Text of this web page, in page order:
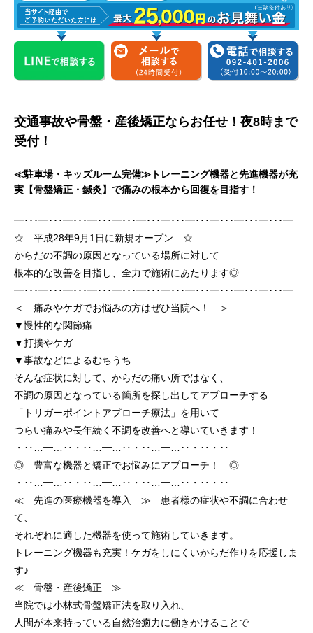
交通事故や骨盤・産後矯正ならお任せ！夜8時まで
受付！
≪駐車場・キッズルーム完備≫トレーニング機器と先進機器が充
実【骨盤矯正・鍼灸】で痛みの根本から回復を目指す！
━･･･━･･･━･･･━･･･━･･･━･･･━･･･━･･･━･･･━･･･━･･･━
☆ 平成28年9月1日に新規オープン ☆
からだの不調の原因となっている場所に対して
根本的な改善を目指し、全力で施術にあたります◎
━･･･━･･･━･･･━･･･━･･･━･･･━･･･━･･･━･･･━･･･━･･･━
＜ 痛みやケガでお悩みの方はぜひ当院へ！ ＞
▼慢性的な関節痛
▼打撲やケガ
▼事故などによるむちうち
そんな症状に対して、からだの痛い所ではなく、
不調の原因となっている箇所を探し出してアプローチする
「トリガーポイントアプローチ療法」を用いて
つらい痛みや長年続く不調を改善へと導いていきます！
・‥…━…‥・‥…━…‥・‥…━…‥・‥・‥
◎ 豊富な機器と矯正でお悩みにアプローチ！ ◎
・‥…━…‥・‥…━…‥・‥…━…‥・‥・‥
≪ 先進の医療機器を導入 ≫ 患者様の症状や不調に合わせ
て、
それぞれに適した機器を使って施術していきます。
トレーニング機器も充実！ケガをしにくいからだ作りを応援しま
す♪
≪ 骨盤・産後矯正 ≫
当院では小林式骨盤矯正法を取り入れ、
人間が本来持っている自然治癒力に働きかけることで